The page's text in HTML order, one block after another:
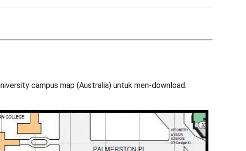
campus map (Australia) untuk men-download.